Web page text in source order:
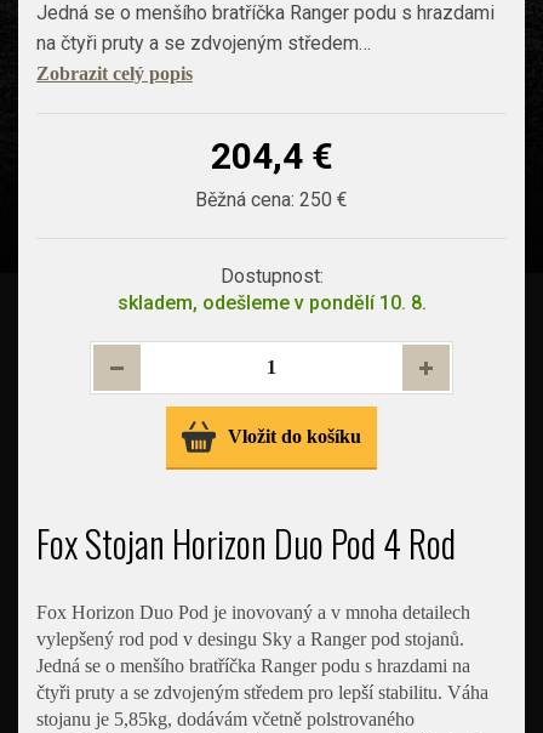
Jedná se o menšího bratříčka Ranger podu s hrazdami
na čtyři pruty a se zdvojeným středem…
Zobrazit celý popis
204,4 €
Běžná cena: 250 €
Dostupnost:
skladem, odešleme v pondělí 10. 8.
Vložit do košíku
Fox Stojan Horizon Duo Pod 4 Rod
Fox Horizon Duo Pod je inovovaný a v mnoha detailech
vylepšený rod pod v desingu Sky a Ranger pod stojanů.
Jedná se o menšího bratříčka Ranger podu s hrazdami na
čtyři pruty a se zdvojeným středem pro lepší stabilitu. Váha
stojanu je 5,85kg, dodávám včetně polstrovaného